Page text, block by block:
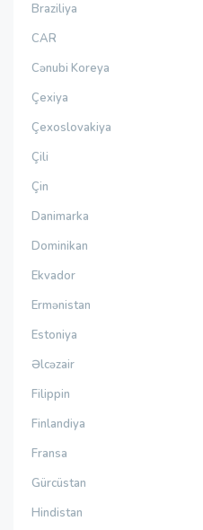
Braziliya
CAR
Cənubi Koreya
Çexiya
Çexoslovakiya
Çili
Çin
Danimarka
Dominikan
Ekvador
Ermənistan
Estoniya
Əlcəzair
Filippin
Finlandiya
Fransa
Gürcüstan
Hindistan